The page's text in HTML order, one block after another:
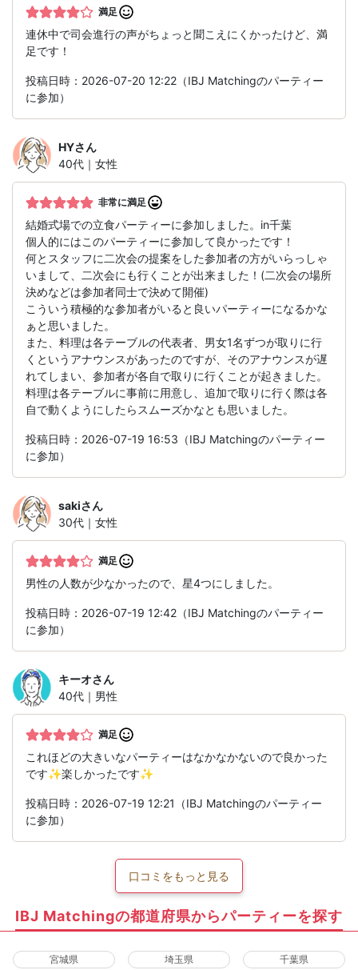
満足
連休中で司会進行の声がちょっと聞こえにくかったけど、満
足です！
投稿日時：2026-07-20 12:22（IBJ Matchingのパーティー
に参加）
HYさん
40代｜女性
非常に満足
結婚式場での立食パーティーに参加しました。in千葉
個人的にはこのパーティーに参加して良かったです！
何とスタッフに二次会の提案をした参加者の方がいらっしゃ
いまして、二次会にも行くことが出来ました！(二次会の場所
決めなどは参加者同士で決めて開催)
こういう積極的な参加者がいると良いパーティーになるかな
ぁと思いました。
また、料理は各テーブルの代表者、男女1名ずつが取りに行
くというアナウンスがあったのですが、そのアナウンスが遅
れてしまい、参加者が各自で取りに行くことが起きました。
料理は各テーブルに事前に用意し、追加で取りに行く際は各
自で動くようにしたらスムーズかなとも思いました。
投稿日時：2026-07-19 16:53（IBJ Matchingのパーティー
に参加）
sakiさん
30代｜女性
満足
男性の人数が少なかったので、星4つにしました。
投稿日時：2026-07-19 12:42（IBJ Matchingのパーティー
に参加）
キーオさん
40代｜男性
満足
これほどの大きいなパーティーはなかなかないので良かった
です✨楽しかったです✨
投稿日時：2026-07-19 12:21（IBJ Matchingのパーティー
に参加）
口コミをもっと見る
IBJ Matchingの都道府県からパーティーを探す
宮城県 埼玉県 千葉県